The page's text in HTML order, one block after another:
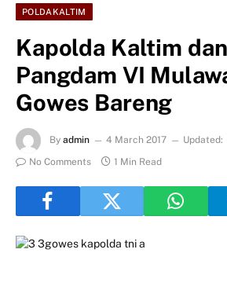
POLDAKALTIM
Kapolda Kaltim
Pangdam VI
Gowes Bareng
By admin 4 March 2017 Updated:
No Comments
1 Min Read